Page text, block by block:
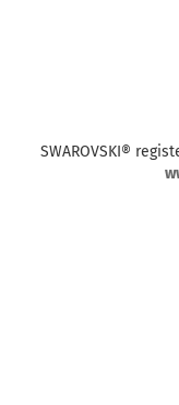
SWAROVSKI®